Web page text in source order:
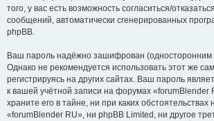
того, у вас есть возможность согласиться/
сообщений, автоматически сгенерированных
phpBB.
Ваш пароль надёжно зашифрован
Однако не рекомендуется использовать этот же
регистрируясь на других сайтах. Ваш пароль
к вашей учётной записи на форумах «forumBlender
храните его в тайне, ни при каких обстоятельствах
«forumBlender RU», ни phpBB Limited, ни другое